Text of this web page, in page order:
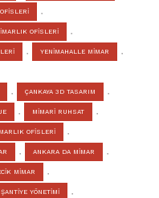
,
OFİSLERİ ,
, YENİMAHALLE MİMAR ,
, ÇANKAYA 3D TASARIM ,
, MİMARİ RUHSAT ,
OFİSLERİ ,
, ANKARA DA MİMAR ,
MİMAR ,
ŞANTİYE YÖNETİMİ ,